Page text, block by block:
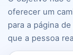
oferecer um
para a página
que a pessoa